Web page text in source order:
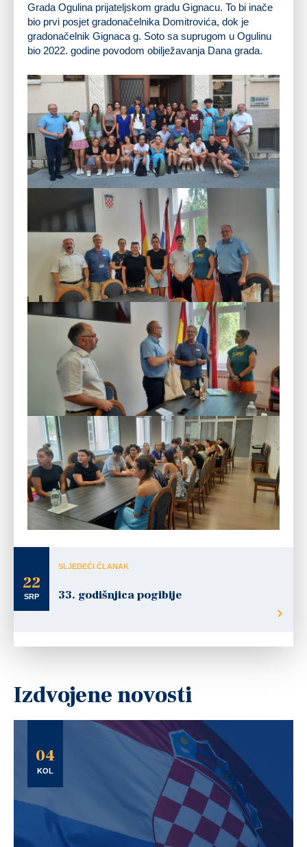
Grada Ogulina prijateljskom gradu Gignacu. To bi inače
bio prvi posjet gradonačelnika Domitrovića, dok je
gradonačelnik Gignaca g. Soto sa suprugom u Ogulinu
bio 2022. godine povodom obilježavanja Dana grada.
22
SRP
SLJEDEĆI ČLANAK
33. godišnjica pogibije
Izdvojene novosti
04
KOL